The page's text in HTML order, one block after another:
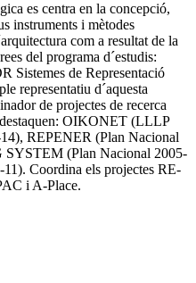
es centra en la concepció,
instruments i mètodes
com a resultat de la
del programa d´estudis:
Sistemes de Representació
representatiu d´aquesta
de projectes de recerca
destaquen: OIKONET (LLLP
REPENER (Plan Nacional
(Plan Nacional 2005-
Coordina els projectes RE-
i A-Place.